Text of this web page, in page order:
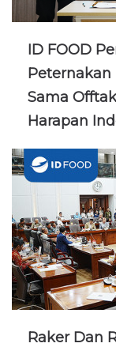
ID FOOD
Peternakan
Sama
Harapan
Raker Dan